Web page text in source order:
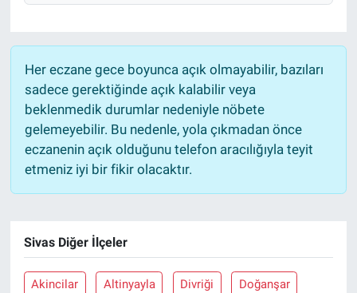
Her eczane gece boyunca açık olmayabilir, bazıları
sadece gerektiğinde açık kalabilir veya
beklenmedik durumlar nedeniyle nöbete
gelemeyebilir. Bu nedenle, yola çıkmadan önce
eczanenin açık olduğunu telefon aracılığıyla teyit
etmeniz iyi bir fikir olacaktır.
Sivas Diğer İlçeler
Akincilar Altinyayla Divriği Doğanşar
Ramazan